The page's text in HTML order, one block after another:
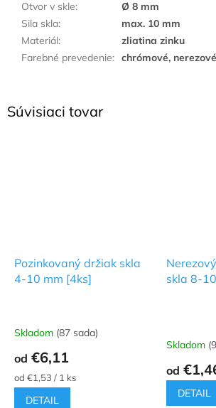
Súvisiaci tovar
Pozinkovaný držiak skla
4-10 mm [4ks]
Priemerné
produktu
je
5,0
Skladom (87 sada)
od €6,11
Jednotková
cena:
od €1,53 / 1 ks
DETAIL
skla 8-
Skladom
od
DETAIL
Otvor v skle:
Ø 8 mm
Sila skla:
max. 10 mm
Materiál:
zliatina zinku
Farebné prevedenie: chrómové, nerezové